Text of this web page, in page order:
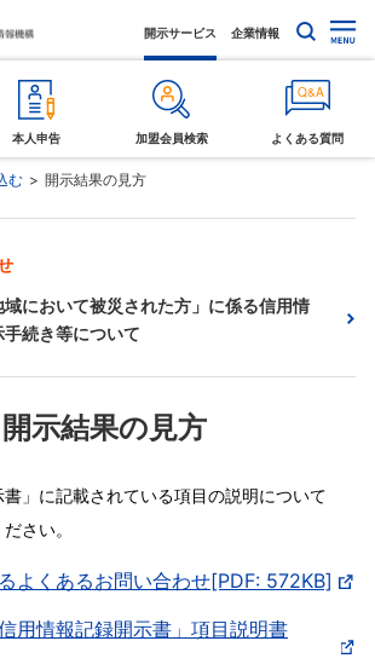
開示サービス 企業情報
本人申告 加盟会員検索 よくある質問
む 開示結果の見方
域において被災された方」に係る信用情
続き等について
開示結果の見方
書」に記載されている項目の説明について
さい。
よくあるお問い合わせ[PDF: 572KB]
用情報記録開示書」項目説明書